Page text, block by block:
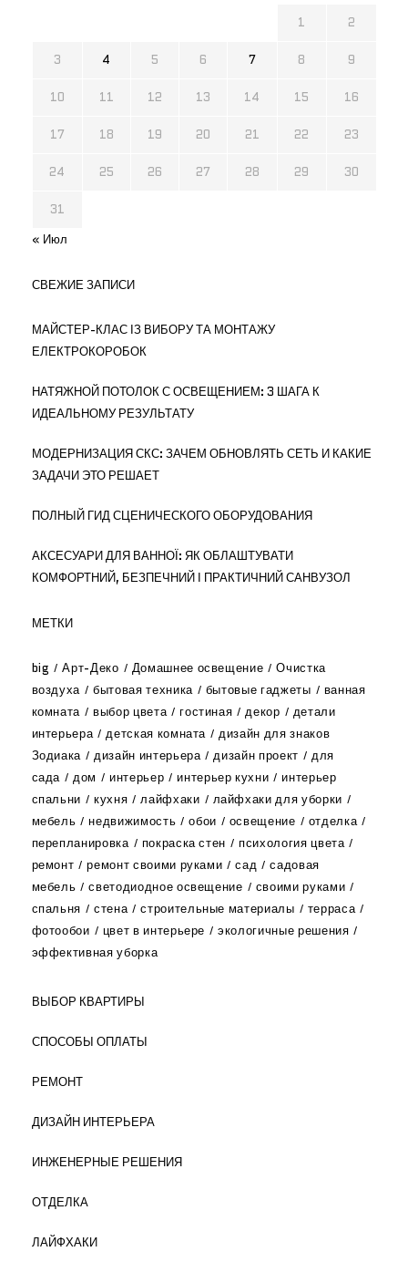
1 2
3 4 5 6 7 8 9
10 11 12 13 14 15 16
17 18 19 20 21 22 23
24 25 26 27 28 29 30
31
« Июл
СВЕЖИЕ ЗАПИСИ
МАЙСТЕР-КЛАС ІЗ ВИБОРУ ТА МОНТАЖУ
ЕЛЕКТРОКОРОБОК
НАТЯЖНОЙ ПОТОЛОК С ОСВЕЩЕНИЕМ: 3 ШАГА К
ИДЕАЛЬНОМУ РЕЗУЛЬТАТУ
МОДЕРНИЗАЦИЯ СКС: ЗАЧЕМ ОБНОВЛЯТЬ СЕТЬ И КАКИЕ
ЗАДАЧИ ЭТО РЕШАЕТ
ПОЛНЫЙ ГИД СЦЕНИЧЕСКОГО ОБОРУДОВАНИЯ
АКСЕСУАРИ ДЛЯ ВАННОЇ: ЯК ОБЛАШТУВАТИ
КОМФОРТНИЙ, БЕЗПЕЧНИЙ І ПРАКТИЧНИЙ САНВУЗОЛ
МЕТКИ
big Арт-Деко Домашнее освещение
Очистка
воздуха
бытовая техника бытовые гаджеты
ванная
комната
выбор цвета гостиная декор
детали
интерьера
детская комната
дизайн для знаков
Зодиака
дизайн интерьера дизайн проект
для
сада
дом интерьер интерьер кухни
интерьер
спальни
кухня лайфхаки
лайфхаки для уборки
мебель
недвижимость обои освещение
отделка
перепланировка
покраска стен
психология цвета
ремонт
ремонт своими руками сад
садовая
мебель
светодиодное освещение
своими руками
спальня
стена строительные материалы
терраса
фотообои
цвет в интерьере
экологичные решения
эффективная уборка
ВЫБОР КВАРТИРЫ
СПОСОБЫ ОПЛАТЫ
РЕМОНТ
ДИЗАЙН ИНТЕРЬЕРА
ИНЖЕНЕРНЫЕ РЕШЕНИЯ
ОТДЕЛКА
ЛАЙФХАКИ